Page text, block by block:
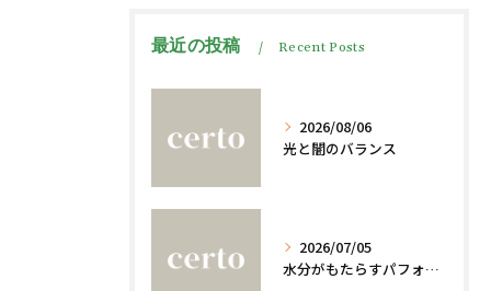
最近の投稿 Recent Posts
2026/08/06
光と闇のバランス
2026/07/05
水分がもたらすパフォーマンスへの影響